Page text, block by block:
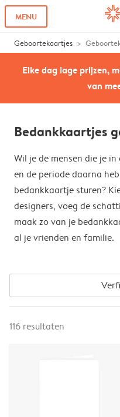
MENU
Geboortekaartjes
Elke dag lage prijzen,
van
Bedankkaartjes
Wil je de mensen die je
en de periode daarna
bedankkaartje sturen?
designers, voeg de
maak zo van je
al je vrienden en familie.
116 resultaten